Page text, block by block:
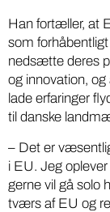
Han fortæller, at
som
nedsætte deres
og innovation,
lade erfaringer
til danske
– Det er
i EU. Jeg
gerne vil gå solo
tværs af EU og